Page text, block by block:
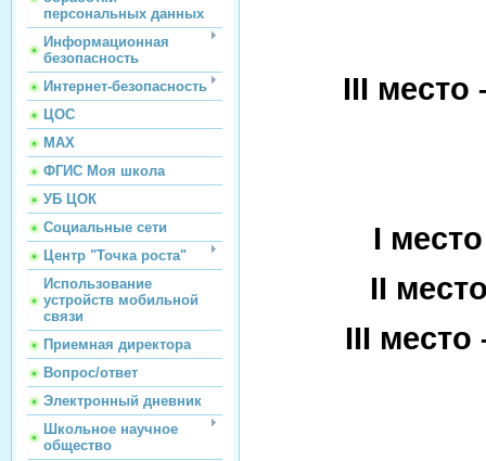
персональных данных
Информационная
безопасность
Интернет-безопасность
ЦОС
МАХ
ФГИС Моя школа
УБ ЦОК
Социальные сети
Центр "Точка роста"
Использование
устройств мобильной
связи
Приемная директора
Вопрос/ответ
Электронный дневник
Школьное научное
общество
III место
I
II
III место